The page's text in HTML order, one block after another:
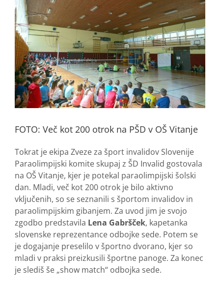
FOTO: Več kot 200 otrok na PŠD v OŠ Vitanje
Tokrat je ekipa Zveze za šport invalidov Slovenije
Paraolimpijski komite skupaj z ŠD Invalid gostovala
na OŠ Vitanje, kjer je potekal paraolimpijski šolski
dan. Mladi, več kot 200 otrok je bilo aktivno
vključenih, so se seznanili s športom invalidov in
paraolimpijskim gibanjem. Za uvod jim je svojo
zgodbo predstavila Lena Gabršček, kapetanka
slovenske reprezentance odbojke sede. Potem se
je dogajanje preselilo v športno dvorano, kjer so
mladi v praksi preizkusili športne panoge. Za konec
je slediš še „show match“ odbojka sede.